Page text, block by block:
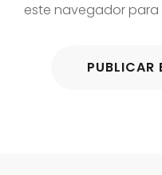
este navegador para